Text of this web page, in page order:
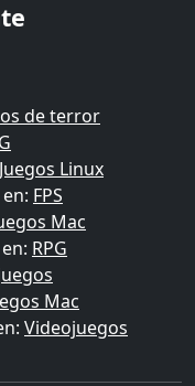
de terror
Juegos Linux
en: FPS
Mac
en: RPG
Mac
Videojuegos